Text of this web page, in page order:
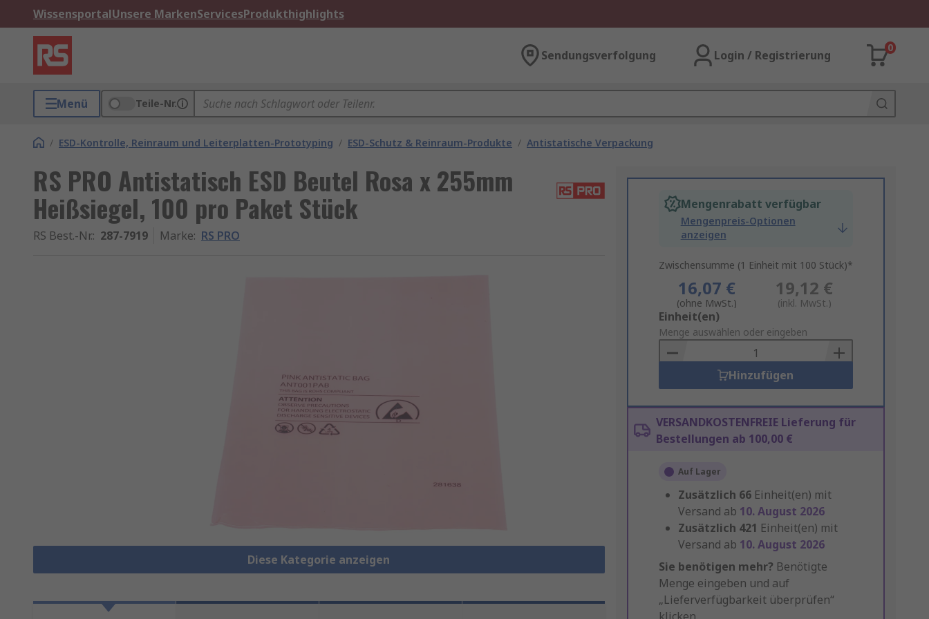
WissensportalUnsere MarkenServicesProdukthighlights
Sendungsverfolgung Login / Registrierung
0
Menü Teile-Nr.
/ ESD-Kontrolle, Reinraum und Leiterplatten-Prototyping / ESD-Schutz & Reinraum-Produkte / Antistatische Verpackung
RS PRO Antistatisch ESD Beutel Rosa x 255mm
Heißsiegel, 100 pro Paket Stück
RS Best.-Nr.: 287-7919 Marke: RS PRO
Diese Kategorie anzeigen
Mengenrabatt verfügbar
Mengenpreis-Optionen
anzeigen
Zwischensumme (1 Einheit mit 100 Stück)*
16,07 €
(ohne MwSt.)
19,12 €
(inkl. MwSt.)
Add
to
Basket
Einheit(en)
Menge auswählen oder eingeben
Hinzufügen
VERSANDKOSTENFREIE Lieferung für
Bestellungen ab 100,00 €
Auf Lager
Zusätzlich 66 Einheit(en) mit
Versand ab 10. August 2026
Zusätzlich 421 Einheit(en) mit
Versand ab 10. August 2026
Sie benötigen mehr? Benötigte
Menge eingeben und auf
„Lieferverfügbarkeit überprüfen“